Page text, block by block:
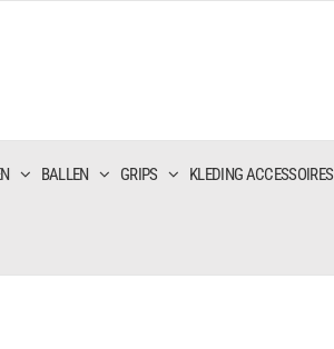
BALLEN GRIPS KLEDING ACCESSOIRES